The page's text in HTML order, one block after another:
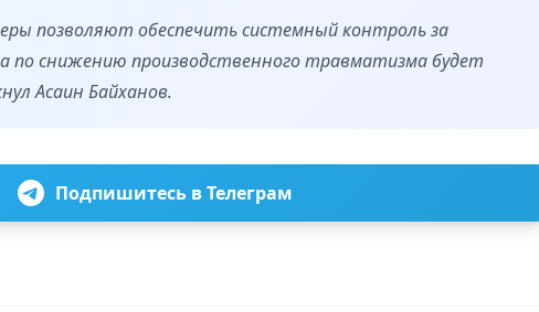
позволяют обеспечить системный контроль за
по снижению производственного травматизма будет
Асаин Байханов.
Подпишитесь в Телеграм